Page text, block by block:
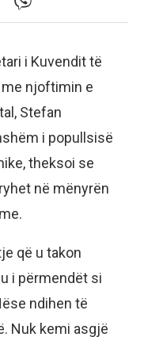
i Kuvendit të
me njoftimin e
Stefan
i popullsisë
theksoi se
në mënyrën
që u takon
i përmendët si
ndihen të
Nuk kemi asgjë